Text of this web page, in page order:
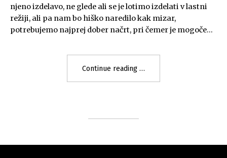
njeno izdelavo, ne glede ali se je lotimo izdelati v lastni
režiji, ali pa nam bo hiško naredilo kak mizar,
potrebujemo najprej dober načrt, pri čemer je mogoče…
Continue reading "Lesena
otroška